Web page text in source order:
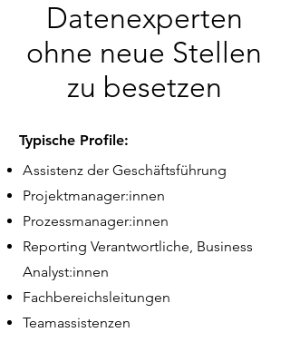
Datenexperten
ohne neue Stellen
zu besetzen
Typische Profile:
Assistenz der Geschäftsführung
Projektmanager:innen
Prozessmanager:innen
Reporting Verantwortliche, Business
Analyst:innen
Fachbereichsleitungen
Teamassistenzen